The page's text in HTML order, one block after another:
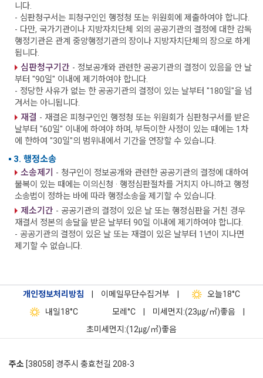
니다.
- 심판청구서는 피청구인인 행정청 또는 위원회에 제출하여야 합니다.
- 다만, 국가기관이나 지방자치단체 외의 공공기관의 결정에 대한 감독
행정기관은 관계 중앙행정기관의 장이나 지방자치단체의 장으로 하게
됩니다.
심판청구기간 - 정보공개와 관련한 공공기관의 결정이 있음을 안 날
부터 "90일" 이내에 제기하여야 합니다.
- 정당한 사유가 없는 한 공공기관의 결정이 있는 날부터 "180일"을 넘
겨서는 아니됩니다.
재결 - 재결은 피청구인인 행정청 또는 위원회가 심판청구서를 받은
날부터 "60일" 이내에 하여야 하며, 부득이한 사정이 있는 때에는 1차
에 한하여 "30일"의 범위내에서 기간을 연장할 수 있습니다.
3. 행정소송
소송제기
- 청구인이 정보공개와 관련한 공공기관의 결정에 대하여
불복이 있는 때에는 이의신청 · 행정심판절차를 거치지 아니하고 행정
소송법이 정하는 바에 따라 행정소송을 제기할 수 있습니다.
제소기간 - 공공기관의 결정이 있은 날 또는 행정심판을 거친 경우
재결서 정본의 송달을 받은 날부터 90일 이내에 제기하여야 합니다.
- 공공기관의 결정이 있은 날 또는 재결이 있은 날부터 1년이 지나면
제기할 수 없습니다.
개인정보처리방침 이메일무단수집거부 오늘18°C
내일18°C 모레 °C 미세먼지:(23㎍/㎥)좋음
초미세먼지:(12㎍/㎥)좋음
주소 [38058] 경주시 충효천길 208-3